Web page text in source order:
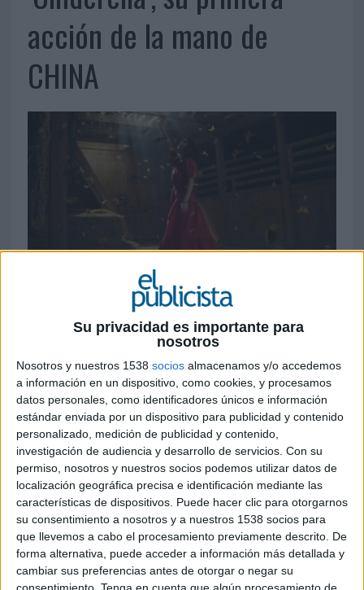
Su privacidad es importante para
nosotros
Nosotros y nuestros 1538 socios almacenamos y/o accedemos
a información en un dispositivo, como cookies, y procesamos
datos personales, como identificadores únicos e información
estándar enviada por un dispositivo para publicidad y contenido
personalizado, medición de publicidad y contenido,
investigación de audiencia y desarrollo de servicios. Con su
permiso, nosotros y nuestros socios podemos utilizar datos de
localización geográfica precisa e identificación mediante las
características de dispositivos. Puede hacer clic para otorgarnos
su consentimiento a nosotros y a nuestros 1538 socios para
que llevemos a cabo el procesamiento previamente descrito. De
forma alternativa, puede acceder a información más detallada y
cambiar sus preferencias antes de otorgar o negar su
acción de la mano de
CHINA
La agencia madrileña ha creado la nueva
Blanca Suárez y contará con publicidad
exterior, revistas y spots de distintas
duraciones para televisión
Pocas campañas tienen tanta tradición en
nuestras pantallas como el clásico “Ya es
primavera”, con el que los grandes almacenes
dan la bienvenida a la estación año tras año y
presentan sus apuestas de moda. Pero este año,
como novedad, la campaña ha sido obra de
CHINA, que trabaja por primera vez paraEl
Corte Inglés.